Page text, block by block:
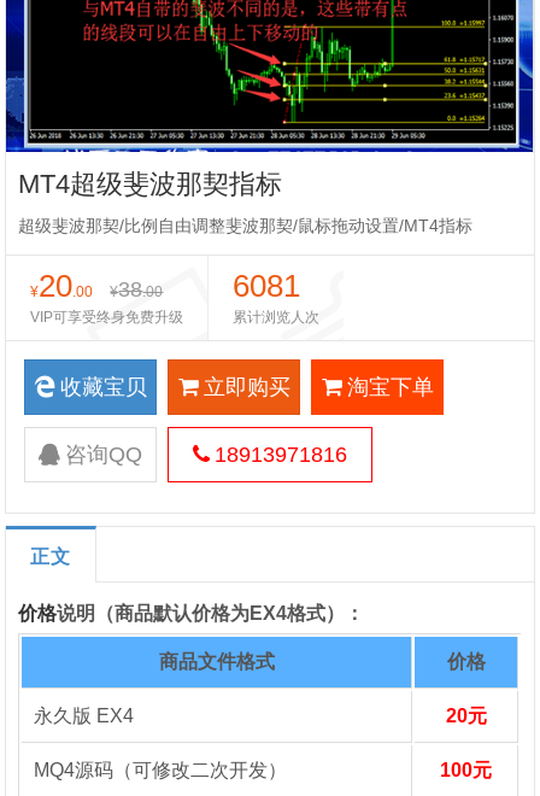
MT4超级斐波那契指标
超级斐波那契/比例自由调整斐波那契/鼠标拖动设置/MT4指标
¥20.00 ¥38.00
VIP可享受终身免费升级
6081
累计浏览人次
收藏宝贝 立即购买 淘宝下单
咨询QQ 18913971816
正文
价格说明（商品默认价格为EX4格式）：
商品文件格式 价格
永久版 EX4 20元
MQ4源码（可修改二次开发） 100元